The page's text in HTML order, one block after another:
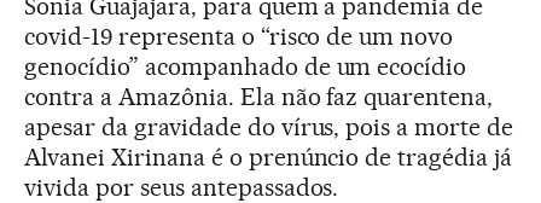
Sonia Guajajara, para quem a pandemia de
covid-19 representa o “risco de um novo
genocídio” acompanhado de um ecocídio
contra a Amazônia. Ela não faz quarentena,
apesar da gravidade do vírus, pois a morte de
Alvanei Xirinana é o prenúncio de tragédia já
vivida por seus antepassados.